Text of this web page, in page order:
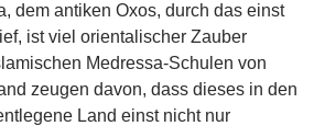
dem antiken Oxos, durch das einst
ist viel orientalischer Zauber
Medressa-Schulen von
zeugen davon, dass dieses in den
Land einst nicht nur